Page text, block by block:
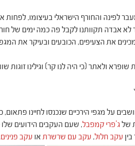
לפינה והחורף הישראלי בעיצומו, לפחות
לא אבדה תקוותנו לקבל פה כמה ימים של
את הצעיפים, הכובעים ובעיקר את
שופרא ולאתר (כי היה לנו קר) וגילינו זוגות
על מגפי הירכיים שנכנסו לחיינו פתאום,
של ג'פרי קמפבל, שעם העקבים הידועים
עקב חלול, עקב עם שרשרת או עקב פנינים